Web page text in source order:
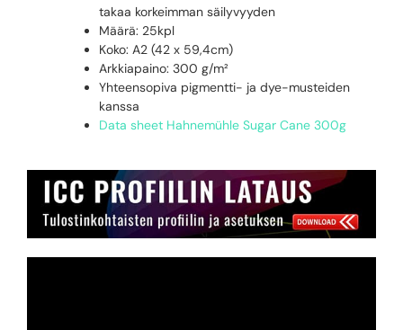
takaa korkeimman säilyvyyden
Määrä: 25kpl
Koko: A2 (42 x 59,4cm)
Arkkiapaino: 300 g/m²
Yhteensopiva pigmentti- ja dye-musteiden
kanssa
Data sheet Hahnemühle Sugar Cane 300g